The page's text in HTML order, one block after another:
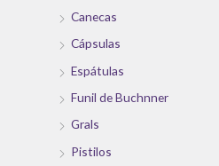
Canecas
Cápsulas
Espátulas
Funil de Buchnner
Grals
Pistilos